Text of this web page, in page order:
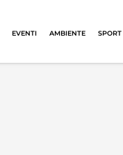
EVENTI AMBIENTE SPORT